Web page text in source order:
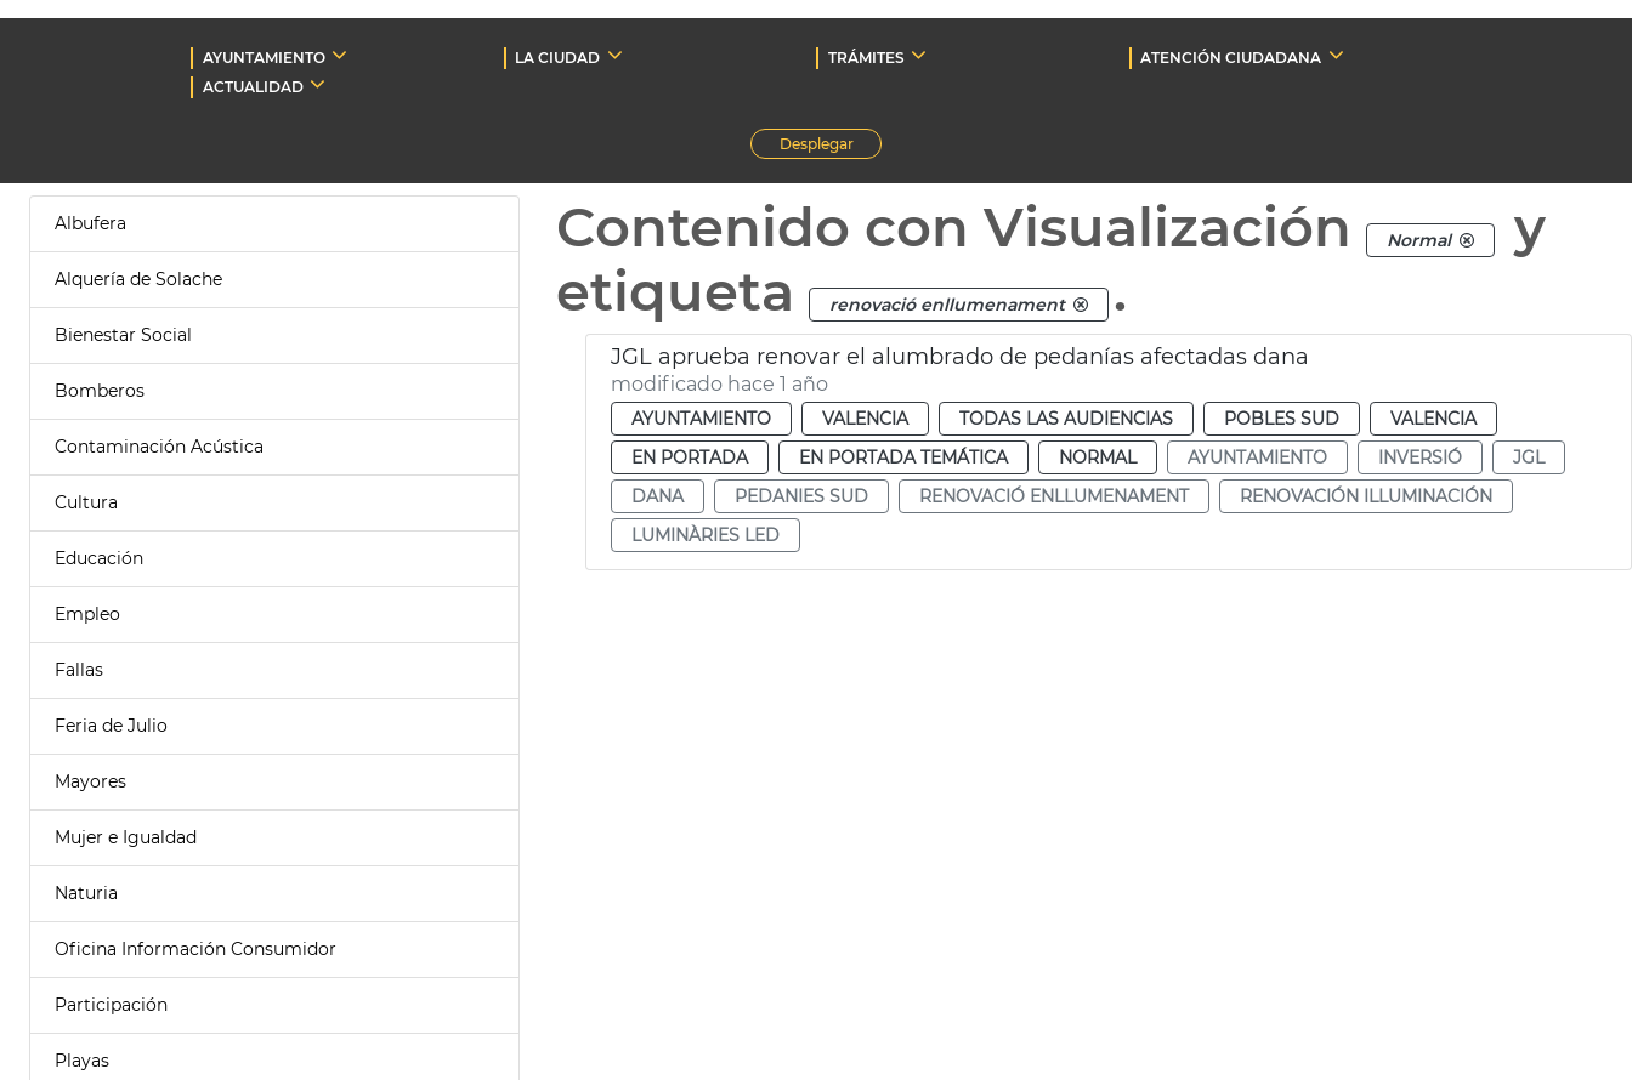
AYUNTAMIENTO LA CIUDAD TRÁMITES
ATENCIÓN CIUDADANA
ACTUALIDAD
Desplegar
Albufera
Alquería de Solache
Bienestar Social
Bomberos
Contaminación Acústica
Cultura
Educación
Empleo
Fallas
Feria de Julio
Mayores
Mujer e Igualdad
Naturia
Oficina Información Consumidor
Participación
Playas
Contenido con Visualización Normal
y
etiqueta
renovació enllumenament .
JGL aprueba renovar el alumbrado de pedanías afectadas dana
modificado hace 1 año
AYUNTAMIENTO VALENCIA TODAS LAS AUDIENCIAS POBLES SUD
VALENCIA
EN PORTADA
EN PORTADA TEMÁTICA NORMAL AYUNTAMIENTO INVERSIÓ
JGL
DANA
PEDANIES SUD RENOVACIÓ ENLLUMENAMENT
RENOVACIÓN ILLUMINACIÓN
LUMINÀRIES LED